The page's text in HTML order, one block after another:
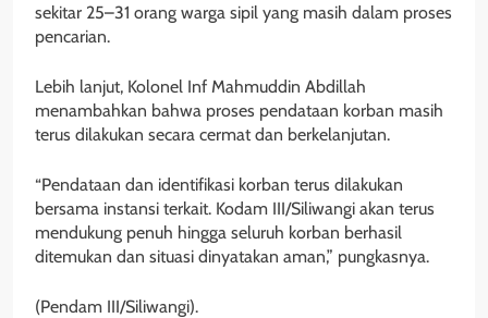
sekitar 25–31 orang warga sipil yang masih dalam proses
pencarian.
Lebih lanjut, Kolonel Inf Mahmuddin Abdillah
menambahkan bahwa proses pendataan korban masih
terus dilakukan secara cermat dan berkelanjutan.
“Pendataan dan identifikasi korban terus dilakukan
bersama instansi terkait. Kodam III/Siliwangi akan terus
mendukung penuh hingga seluruh korban berhasil
ditemukan dan situasi dinyatakan aman,” pungkasnya.
(Pendam III/Siliwangi).